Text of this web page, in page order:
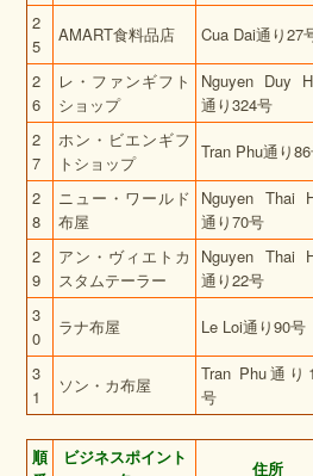
2
5
AMART食料品店 Cua Dai通り27
2
6
レ・ファンギフト
ショップ
Nguyen Duy
通り324号
2
7
ホン・ビエンギフ
トショップ
Tran Phu通り
2
8
ニュー・ワールド
布屋
Nguyen Thai
通り70号
2
9
アン・ヴィエトカ
スタムテーラー
Nguyen Thai
通り22号
3
0
ラナ布屋 Le Loi通り90号
3
1
ソン・カ布屋
Tran Phu通り
号
順
ビジネスポイント
住所